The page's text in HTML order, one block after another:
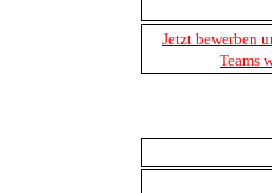
Jetzt bewerben
Teams